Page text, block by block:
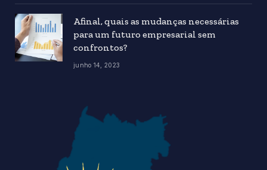
Afinal, quais as mudanças necessárias
para um futuro empresarial sem
confrontos?
junho 14, 2023